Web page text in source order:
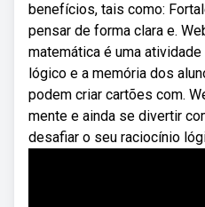
benefícios, tais como:
pensar de forma clara e.
matemática é uma
lógico e a memória dos
podem criar cartões com.
mente e ainda se divertir
desafiar o seu raciocínio